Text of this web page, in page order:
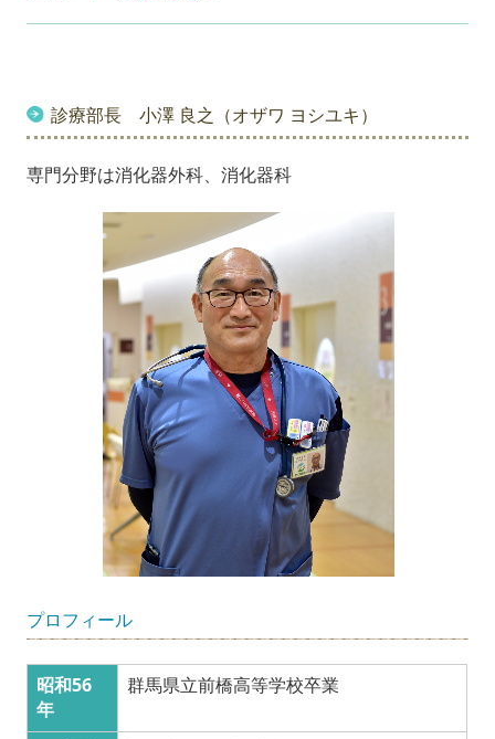
診療部長 小澤 良之（オザワ ヨシユキ）
専門分野は消化器外科、消化器科
プロフィール
昭和56
年
群馬県立前橋高等学校卒業